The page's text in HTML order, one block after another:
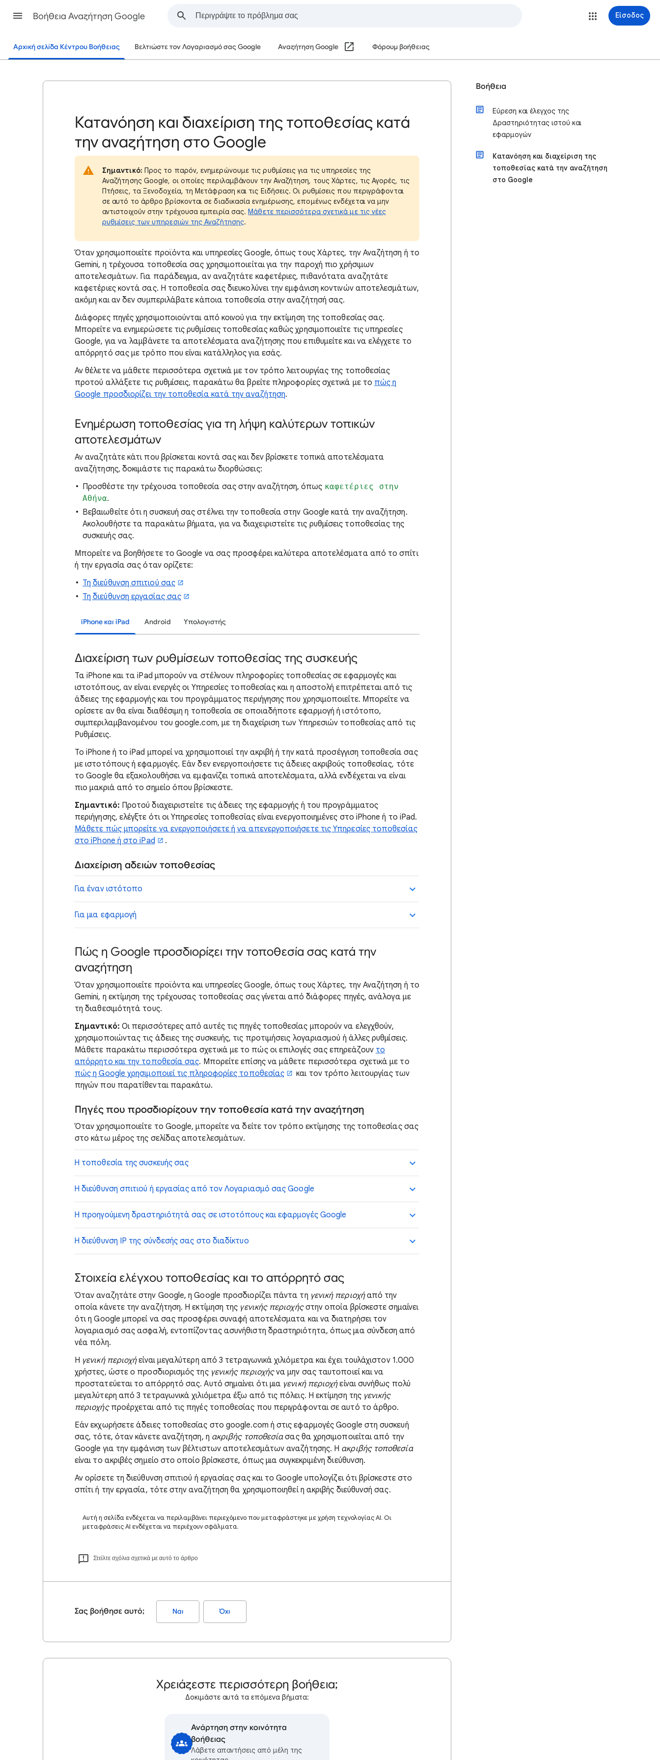
Βοήθεια Αναζήτηση Google Είσοδος
Αρχική σελίδα Κέντρου Βοήθειας Βελτιώστε τον Λογαριασμό σας Google Αναζήτηση Google Φόρουμ βοήθειας
Κατανόηση και διαχείριση της τοποθεσίας κατά
την αναζήτηση στο Google
Σημαντικό: Προς το παρόν, ενημερώνουμε τις ρυθμίσεις για τις υπηρεσίες της
Αναζήτησης Google, οι οποίες περιλαμβάνουν την Αναζήτηση, τους Χάρτες, τις Αγορές, τις
Πτήσεις, τα Ξενοδοχεία, τη Μετάφραση και τις Ειδήσεις. Οι ρυθμίσεις που περιγράφονται
σε αυτό το άρθρο βρίσκονται σε διαδικασία ενημέρωσης, επομένως ενδέχεται να μην
αντιστοιχούν στην τρέχουσα εμπειρία σας.Μάθετε περισσότερα σχετικά με τις νέες
ρυθμίσεις των υπηρεσιών της Αναζήτησης.
Όταν χρησιμοποιείτε προϊόντα και υπηρεσίες Google, όπως τους Χάρτες, την Αναζήτηση ή το
Gemini, η τρέχουσα τοποθεσία σας χρησιμοποιείται για την παροχή πιο χρήσιμων
αποτελεσμάτων. Για παράδειγμα, αν αναζητάτε καφετέριες, πιθανότατα αναζητάτε
καφετέριες κοντά σας. Η τοποθεσία σας διευκολύνει την εμφάνιση κοντινών αποτελεσμάτων,
ακόμη και αν δεν συμπεριλάβατε κάποια τοποθεσία στην αναζήτησή σας.
Διάφορες πηγές χρησιμοποιούνται από κοινού για την εκτίμηση της τοποθεσίας σας.
Μπορείτε να ενημερώσετε τις ρυθμίσεις τοποθεσίας καθώς χρησιμοποιείτε τις υπηρεσίες
Google, για να λαμβάνετε τα αποτελέσματα αναζήτησης που επιθυμείτε και να ελέγχετε το
απόρρητό σας με τρόπο που είναι κατάλληλος για εσάς.
Αν θέλετε να μάθετε περισσότερα σχετικά με τον τρόπο λειτουργίας της τοποθεσίας
προτού αλλάξετε τις ρυθμίσεις, παρακάτω θα βρείτε πληροφορίες σχετικά με το πώς η
Google προσδιορίζει την τοποθεσία κατά την αναζήτηση.
Ενημέρωση τοποθεσίας για τη λήψη καλύτερων τοπικών
αποτελεσμάτων
Αν αναζητάτεκάτι που βρίσκεται κοντά σας και δεν βρίσκετε τοπικά αποτελέσματα
αναζήτησης, δοκιμάστε τις παρακάτω διορθώσεις:
Προσθέστε την τρέχουσα τοποθεσία σας στην αναζήτηση, όπως καφετέριες στην
Αθήνα.
Βεβαιωθείτε ότι η συσκευή σας στέλνει την τοποθεσία στην Google κατά την αναζήτηση.
Ακολουθήστε τα παρακάτω βήματα, για να διαχειριστείτε τις ρυθμίσεις τοποθεσίας της
συσκευής σας.
Μπορείτε να βοηθήσετε το Google να σας προσφέρει καλύτερα αποτελέσματα από το σπίτι
ή την εργασία σας όταν ορίζετε:
Τη διεύθυνση σπιτιού σας
Τη διεύθυνση εργασίας σας
iPhone και iPad Android Υπολογιστής
Διαχείριση των ρυθμίσεων τοποθεσίας της συσκευής
Τα iPhone και τα iPad μπορούν να στέλνουν πληροφορίες τοποθεσίας σε εφαρμογές και
ιστοτόπους, αν είναι ενεργές οι Υπηρεσίες τοποθεσίας και η αποστολή επιτρέπεται από τις
άδειες της εφαρμογής και του προγράμματος περιήγησης που χρησιμοποιείτε. Μπορείτε να
ορίσετε αν θα είναι διαθέσιμη η τοποθεσία σε οποιαδήποτε εφαρμογή ή ιστότοπο,
συμπεριλαμβανομένου του google.com, με τη διαχείριση των Υπηρεσιών τοποθεσίας από τις
Ρυθμίσεις.
Το iPhone ή το iPad μπορεί να χρησιμοποιεί την ακριβή ή την κατά προσέγγιση τοποθεσία σας
με ιστοτόπους ή εφαρμογές. Εάν δεν ενεργοποιήσετε τις άδειες ακριβούς τοποθεσίας, τότε
το Google θα εξακολουθήσει να εμφανίζει τοπικά αποτελέσματα, αλλά ενδέχεται να είναι
πιο μακριά από το σημείο όπου βρίσκεστε.
Σημαντικό: Προτού διαχειριστείτε τις άδειες της εφαρμογής ή του προγράμματος
περιήγησης, ελέγξτε ότι οι Υπηρεσίες τοποθεσίας είναι ενεργοποιημένες στο iPhone ή το iPad.
Μάθετε πώς μπορείτε να ενεργοποιήσετε ή να απενεργοποιήσετε τις Υπηρεσίες τοποθεσίας
στο iPhone ή στο iPad
.
Διαχείριση αδειών τοποθεσίας
Για έναν ιστότοπο
Για μια εφαρμογή
Πώς η Google προσδιορίζει την τοποθεσία σας κατά την
αναζήτηση
Όταν χρησιμοποιείτε προϊόντα και υπηρεσίες Google, όπως τους Χάρτες, την Αναζήτηση ή το
Gemini, η εκτίμηση της τρέχουσας τοποθεσίας σας γίνεται από διάφορες πηγές, ανάλογα με
τη διαθεσιμότητά τους.
Σημαντικό: Οι περισσότερες από αυτές τις πηγές τοποθεσίας μπορούν να ελεγχθούν,
χρησιμοποιώντας τις άδειες της συσκευής, τις προτιμήσεις λογαριασμού ή άλλες ρυθμίσεις.
Μάθετε παρακάτω περισσότερα σχετικά με το πώς οι επιλογές σας επηρεάζουν το
απόρρητο και την τοποθεσία σας. Μπορείτε επίσης να μάθετε περισσότερα σχετικά με το
πώς η Google χρησιμοποιεί τις πληροφορίες τοποθεσίας
και τον τρόπο λειτουργίας των
πηγών που παρατίθενται παρακάτω.
Πηγές που προσδιορίζουν την τοποθεσία κατά την αναζήτηση
Όταν χρησιμοποιείτε το Google, μπορείτε να δείτε τον τρόπο εκτίμησης της τοποθεσίας σας
στο κάτω μέρος της σελίδας αποτελεσμάτων.
H τοποθεσία της συσκευής σας
Η διεύθυνση σπιτιού ή εργασίας από τον Λογαριασμό σας Google
Η προηγούμενη δραστηριότητά σας σε ιστοτόπους και εφαρμογές Google
Η διεύθυνση IP της σύνδεσής σας στο διαδίκτυο
Στοιχεία ελέγχου τοποθεσίας και το απόρρητό σας
Όταν αναζητάτε στην Google, η Google προσδιορίζει πάντα τη γενική περιοχήαπό την
οποία κάνετε την αναζήτηση. Η εκτίμηση της γενικής περιοχήςστην οποία βρίσκεστε σημαίνει
ότι η Google μπορεί να σας προσφέρει συναφή αποτελέσματα και να διατηρήσει τον
λογαριασμό σας ασφαλή, εντοπίζοντας ασυνήθιστη δραστηριότητα, όπως μια σύνδεση από
νέα πόλη.
Η γενική περιοχήείναι μεγαλύτερη από 3 τετραγωνικά χιλιόμετρα και έχει τουλάχιστον 1.000
χρήστες, ώστε ο προσδιορισμός της γενικής περιοχήςνα μην σας ταυτοποιεί και να
προστατεύεται το απόρρητό σας. Αυτό σημαίνει ότι μια γενική περιοχήείναι συνήθως πολύ
μεγαλύτερη από 3 τετραγωνικά χιλιόμετρα έξω από τις πόλεις. Η εκτίμηση της γενικής
περιοχήςπροέρχεται από τις πηγές τοποθεσίας που περιγράφονται σε αυτό το άρθρο.
Εάν εκχωρήσετε άδειες τοποθεσίας στο google.com ή στις εφαρμογές Google στη συσκευή
σας, τότε, όταν κάνετε αναζήτηση, η ακριβής τοποθεσίασας θα χρησιμοποιείται από την
Google για την εμφάνιση των βέλτιστων αποτελεσμάτων αναζήτησης. Η ακριβής τοποθεσία
είναι το ακριβές σημείο στο οποίο βρίσκεστε, όπως μια συγκεκριμένη διεύθυνση.
Αν ορίσετε τη διεύθυνση σπιτιού ή εργασίας σας και το Google υπολογίζει ότι βρίσκεστε στο
σπίτι ή την εργασία, τότε στην αναζήτηση θα χρησιμοποιηθεί η ακριβής διεύθυνσή σας.
Αυτή η σελίδα ενδέχεται να περιλαμβάνει περιεχόμενο που μεταφράστηκε με χρήση τεχνολογίας AI. Οι
μεταφράσεις AI ενδέχεται να περιέχουν σφάλματα.
Στείλτε σχόλια σχετικά με αυτό το άρθρο
Σας βοήθησε αυτό; Ναι Όχι
Χρειάζεστε περισσότερη βοήθεια;
Δοκιμάστε αυτά τα επόμενα βήματα:
Ανάρτηση στην κοινότητα
βοήθειας
Λάβετε απαντήσεις από μέλη της
Βοήθεια
Εύρεση και έλεγχος της
Δραστηριότητας ιστού και
εφαρμογών
Κατανόηση και διαχείριση της
τοποθεσίας κατά την αναζήτηση
στο Google